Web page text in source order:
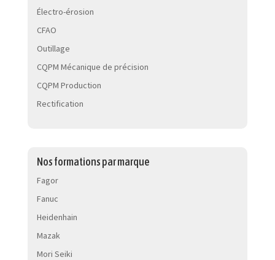
Électro-érosion
CFAO
Outillage
CQPM Mécanique de précision
CQPM Production
Rectification
Nos formations par marque
Fagor
Fanuc
Heidenhain
Mazak
Mori Seiki